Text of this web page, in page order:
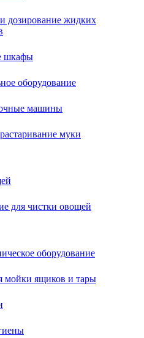
дозирование жидких
шкафы
оборудование
машины
муки
для чистки овощей
оборудование
ящиков и тары